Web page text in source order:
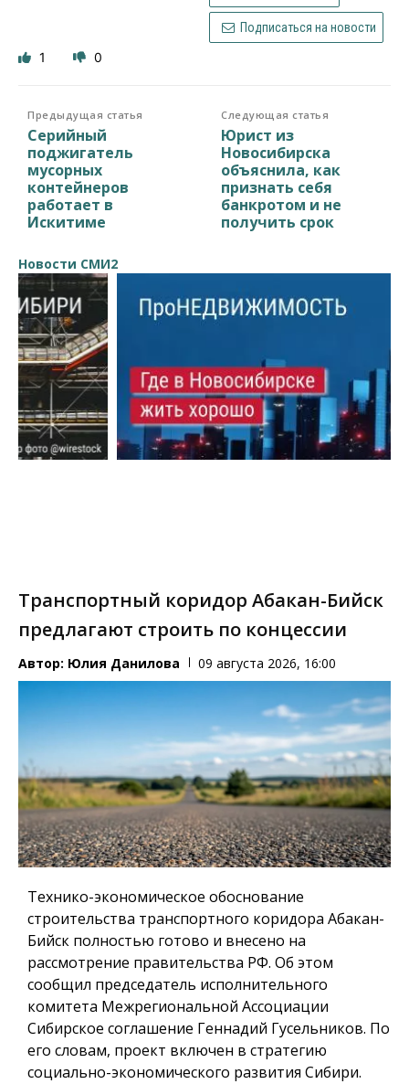
Подписаться на новости
1 0
Предыдущая статья
Серийный
поджигатель
мусорных
контейнеров
работает в
Искитиме
Следующая статья
Юрист из
Новосибирска
объяснила, как
признать себя
банкротом и не
получить срок
Новости СМИ2
Транспортный коридор Абакан-Бийск
предлагают строить по концессии
Автор: Юлия Данилова 09 августа 2026, 16:00
Технико-экономическое обоснование
строительства транспортного коридора Абакан-
Бийск полностью готово и внесено на
рассмотрение правительства РФ. Об этом
сообщил председатель исполнительного
комитета Межрегиональной Ассоциации
Сибирское соглашение Геннадий Гусельников. По
его словам, проект включен в стратегию
социально-экономического развития Сибири.